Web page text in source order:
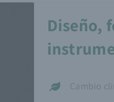
Diseño,
Cambio